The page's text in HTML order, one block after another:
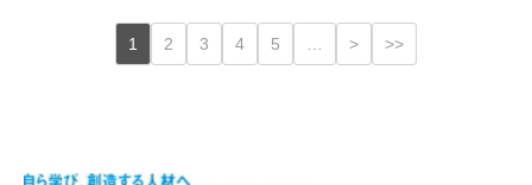
1 2 3 4 5 > >>